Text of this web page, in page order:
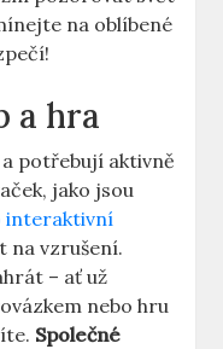
na oblíbené
a hra
potřebují aktivně
jako jsou
interaktivní
na vzrušení.
– ať už
nebo hru
Společné